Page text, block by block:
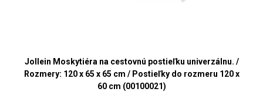
Jollein Moskytiéra na cestovnú postieľku univerzálnu. /
Rozmery: 120 x 65 x 65 cm / Postieľky do rozmeru 120 x
60 cm (00100021)